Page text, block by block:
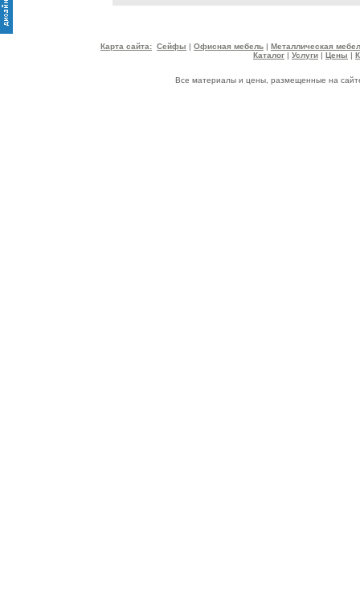
Карта сайта: Сейфы | Офисная мебель | Металлическая
Каталог | Услуги | Цены |
Все материалы и цены, размещенные на